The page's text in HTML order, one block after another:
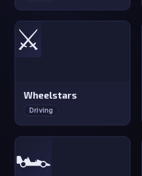
⚔️
Wheelstars
Driving
🏎️